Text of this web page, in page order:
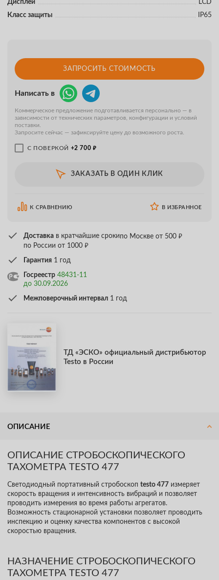
Дисплей
LCD
Класс защиты
IP65
ЗАПРОСИТЬ СТОИМОСТЬ
Написать в
Коммерческое предложение подготавливается персонально — в
зависимости от технических параметров, конфигурации и условий
поставки.
Запросите сейчас — зафиксируйте цену до возможного роста.
С ПОВЕРКОЙ +2 700 ₽
ЗАКАЗАТЬ В ОДИН КЛИК
К СРАВНЕНИЮ В ИЗБРАННОЕ
Доставка в кратчайшие срокипо Москве от 500 ₽
по России от 1000 ₽
Гарантия 1 год
Госреестр 48431-11
до 30.09.2026
Межповерочный интервал 1 год
ТД «ЭСКО» официальный дистрибьютор
Testo в России
ОПИСАНИЕ
ОПИСАНИЕ СТРОБОСКОПИЧЕСКОГО
ТАХОМЕТРА TESTO 477
Светодиодный портативный стробоскоп testo 477 измеряет
скорость вращения и интенсивность вибраций и позволяет
проводить измерения во время работы агрегатов.
Возможность стационарной установки позволяет проводить
инспекцию и оценку качества компонентов с высокой
скоростью вращения.
НАЗНАЧЕНИЕ СТРОБОСКОПИЧЕСКОГО
ТАХОМЕТРА TESTO 477